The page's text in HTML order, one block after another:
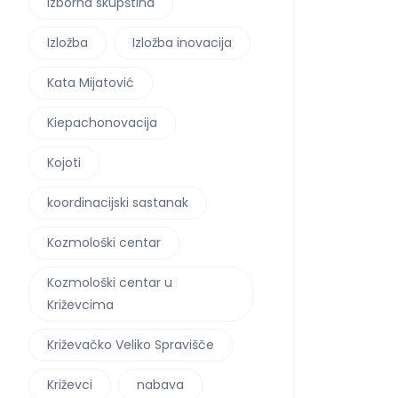
Izložba Izložba inovacija
Kata Mijatović
Kiepachonovacija
Kojoti
koordinacijski sastanak
Kozmološki centar
Kozmološki centar u
Križevcima
Križevačko Veliko Spravišče
Križevci nabava